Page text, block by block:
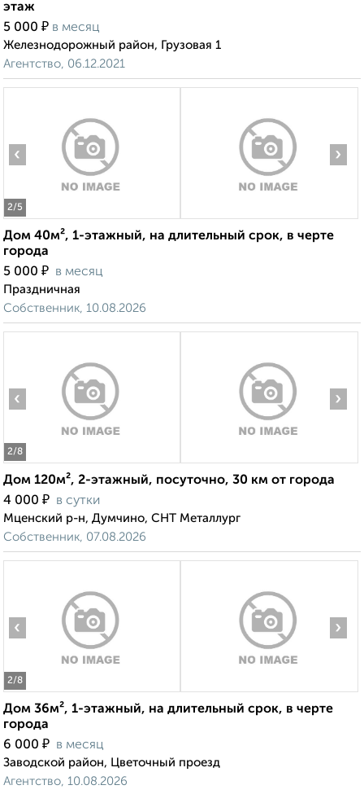
этаж
5 000 ₽ в месяц
Железнодорожный район, Грузовая 1
Агентство, 06.12.2021
2/5
‹ ›
Дом 40м², 1-этажный, на длительный срок, в черте
города
5 000 ₽ в месяц
Праздничная
Собственник, 10.08.2026
2/8
‹ ›
Дом 120м², 2-этажный, посуточно, 30 км от города
4 000 ₽ в сутки
Мценский р-н, Думчино, СНТ Металлург
Собственник, 07.08.2026
2/8
‹ ›
Дом 36м², 1-этажный, на длительный срок, в черте
города
6 000 ₽ в месяц
Заводской район, Цветочный проезд
Агентство, 10.08.2026